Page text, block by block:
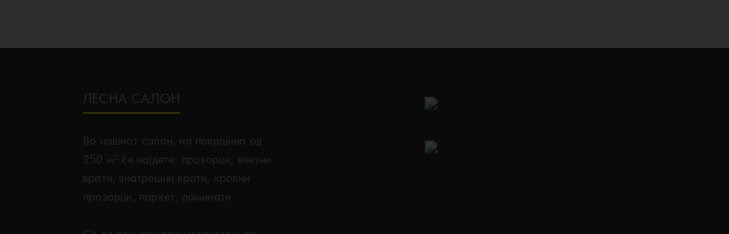
ЛЕСНА САЛОН
Во нашиот салон, на површина од
250 м² ќе најдете: прозорци, влезни
врати, внатрешни врати, кровни
прозорци, паркет, ламинати.